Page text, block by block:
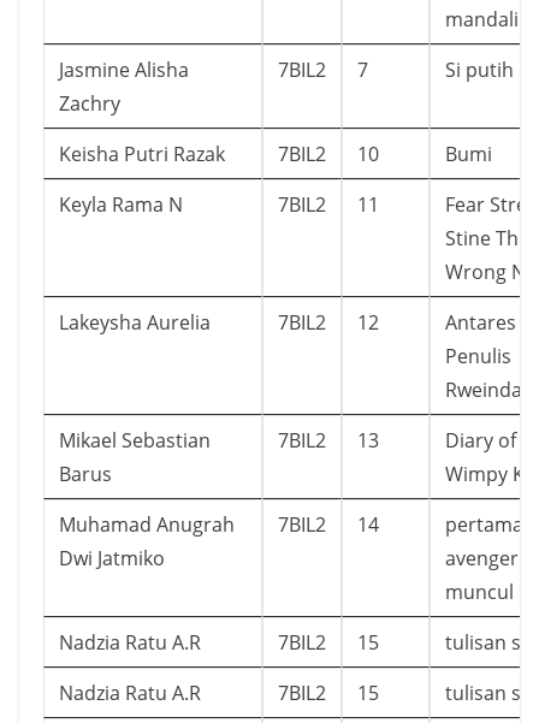
mandalika
Jasmine Alisha
Zachry
7BIL2 7 Si putih
Keisha Putri Razak 7BIL2 10
Bumi
Keyla Rama N
7BIL2 11
Fear
Stine The
Wrong
Lakeysha Aurelia
7BIL2 12
Antares
Penulis
Rweinda
Mikael Sebastian
Barus
7BIL2 13
Diary of a
Wimpy
Muhamad Anugrah
Dwi Jatmiko
7BIL2 14
pertama
avenger
muncul
Nadzia Ratu A.R
7BIL2 15
tulisan
Nadzia Ratu A.R
7BIL2 15 tulisan